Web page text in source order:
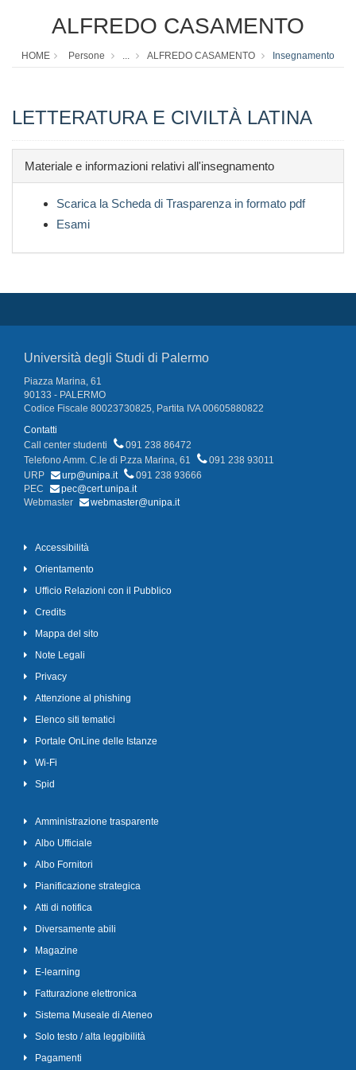
ALFREDO CASAMENTO
HOME Persone ... ALFREDO CASAMENTO Insegnamento
LETTERATURA E CIVILTÀ LATINA
Materiale e informazioni relativi all'insegnamento
Scarica la Scheda di Trasparenza in formato pdf
Esami
Università degli Studi di Palermo
Piazza Marina, 61
90133 - PALERMO
Codice Fiscale 80023730825, Partita IVA 00605880822
Contatti
Call center studenti
091 238 86472
Telefono Amm. C.le di P.zza Marina, 61
091 238 93011
URP
urp@unipa.it
091 238 93666
PEC
pec@cert.unipa.it
Webmaster
webmaster@unipa.it
Accessibilità
Orientamento
Ufficio Relazioni con il Pubblico
Credits
Mappa del sito
Note Legali
Privacy
Attenzione al phishing
Elenco siti tematici
Portale OnLine delle Istanze
Wi-Fi
Spid
Amministrazione trasparente
Albo Ufficiale
Albo Fornitori
Pianificazione strategica
Atti di notifica
Diversamente abili
Magazine
E-learning
Fatturazione elettronica
Sistema Museale di Ateneo
Solo testo / alta leggibilità
Pagamenti